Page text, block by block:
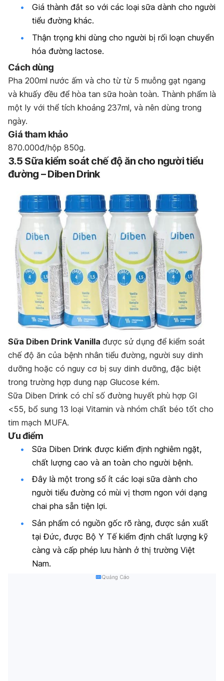
Giá thành đắt so với các loại sữa dành cho người
tiểu đường khác.
Thận trọng khi dùng cho người bị rối loạn chuyển
hóa đường lactose.
Cách dùng
Pha 200ml nước ấm và cho từ từ 5 muỗng gạt ngang
và khuấy đều để hòa tan sữa hoàn toàn. Thành phẩm là
một ly với thể tích khoảng 237ml, và nên dùng trong
ngày.
Giá tham khảo
870.000đ/hộp 850g.
3.5 Sữa kiểm soát chế độ ăn cho người tiểu
đường – Diben Drink
Sữa Diben Drink Vanilla được sử dụng để kiểm soát
chế độ ăn của bệnh nhân tiểu đường, người suy dinh
dưỡng hoặc có nguy cơ bị suy dinh dưỡng, đặc biệt
trong trường hợp dung nạp Glucose kém.
Sữa Diben Drink có chỉ số đường huyết phù hợp GI
<55, bổ sung 13 loại Vitamin và nhóm chất béo tốt cho
tim mạch MUFA.
Ưu điểm
Sữa Diben Drink được kiểm định nghiêm ngặt,
chất lượng cao và an toàn cho người bệnh.
Đây là một trong số ít các loại sữa dành cho
người tiểu đường có mùi vị thơm ngon với dạng
chai pha sẵn tiện lợi.
Sản phẩm có nguồn gốc rõ ràng, được sản xuất
tại Đức, được Bộ Y Tế kiểm định chất lượng kỹ
càng và cấp phép lưu hành ở thị trường Việt
Nam.
Quảng Cáo